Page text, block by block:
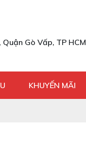
Gò Vấp, TP HCM
KHUYẾN MÃI